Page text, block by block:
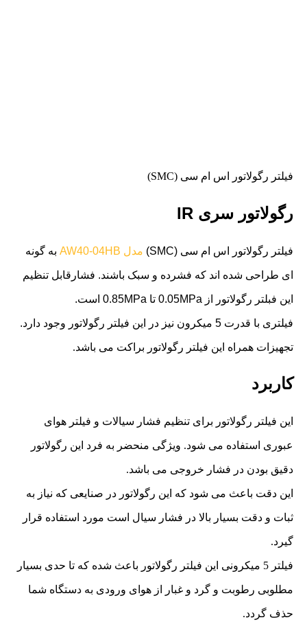
فیلتر رگولاتور اس ام سی (SMC)
رگولاتور سری IR
فیلتر رگولاتور اس ام سی (SMC) مدل AW40-04HB به گونه
ای طراحی شده اند که فشرده و سبک باشند. فشارقابل تنظیم
این فبلتر رگولاتور از 0.05MPa تا 0.85MPa است.
فیلتری با قدرت 5 میکرون نیز در این فیلتر رگولاتور وجود دارد.
تجهیزات همراه این فیلتر رگولاتور براکت می باشد.
کاربرد
این فیلتر رگولاتور برای تنظیم فشار سیالات و فیلتر هوای
عبوری استفاده می شود. ویژگی منحضر به فرد این رگولاتور
دقیق بودن در فشار خروجی می باشد.
این دقت باعث می شود که این رگولاتور در صنایعی که نیاز به
ثبات و دقت بسیار بالا در فشار سیال است مورد استفاده قرار
گیرد.
فیلتر 5 میکرونی این فیلتر رگولاتور باعث شده که تا حدی بسیار
مطلوبی رطوبت و گرد و غبار از هوای ورودی به دستگاه شما
حذف گردد.